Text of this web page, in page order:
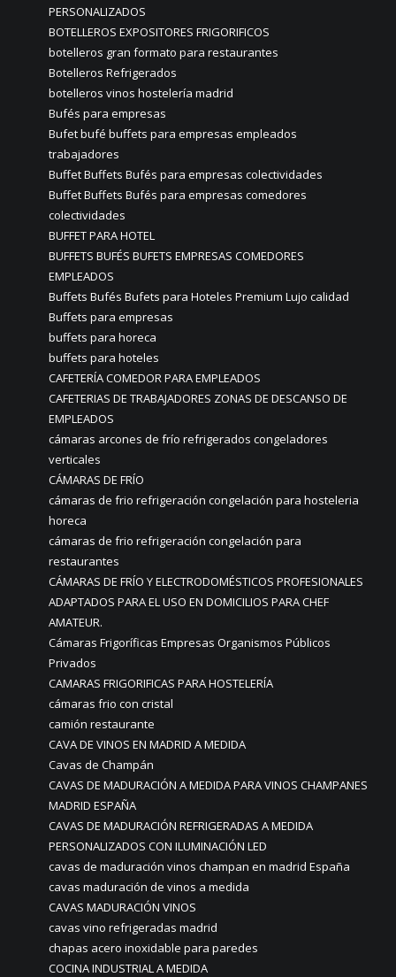
PERSONALIZADOS
BOTELLEROS EXPOSITORES FRIGORIFICOS
botelleros gran formato para restaurantes
Botelleros Refrigerados
botelleros vinos hostelería madrid
Bufés para empresas
Bufet bufé buffets para empresas empleados
trabajadores
Buffet Buffets Bufés para empresas colectividades
Buffet Buffets Bufés para empresas comedores
colectividades
BUFFET PARA HOTEL
BUFFETS BUFÉS BUFETS EMPRESAS COMEDORES
EMPLEADOS
Buffets Bufés Bufets para Hoteles Premium Lujo calidad
Buffets para empresas
buffets para horeca
buffets para hoteles
CAFETERÍA COMEDOR PARA EMPLEADOS
CAFETERIAS DE TRABAJADORES ZONAS DE DESCANSO DE
EMPLEADOS
cámaras arcones de frío refrigerados congeladores
verticales
CÁMARAS DE FRÍO
cámaras de frio refrigeración congelación para hosteleria
horeca
cámaras de frio refrigeración congelación para
restaurantes
CÁMARAS DE FRÍO Y ELECTRODOMÉSTICOS PROFESIONALES
ADAPTADOS PARA EL USO EN DOMICILIOS PARA CHEF
AMATEUR.
Cámaras Frigoríficas Empresas Organismos Públicos
Privados
CAMARAS FRIGORIFICAS PARA HOSTELERÍA
cámaras frio con cristal
camión restaurante
CAVA DE VINOS EN MADRID A MEDIDA
Cavas de Champán
CAVAS DE MADURACIÓN A MEDIDA PARA VINOS CHAMPANES
MADRID ESPAÑA
CAVAS DE MADURACIÓN REFRIGERADAS A MEDIDA
PERSONALIZADOS CON ILUMINACIÓN LED
cavas de maduración vinos champan en madrid España
cavas maduración de vinos a medida
CAVAS MADURACIÓN VINOS
cavas vino refrigeradas madrid
chapas acero inoxidable para paredes
COCINA INDUSTRIAL A MEDIDA